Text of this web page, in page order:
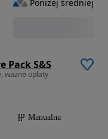
Pack S&S
ważne opłaty
Manualna
Poniżej średniej